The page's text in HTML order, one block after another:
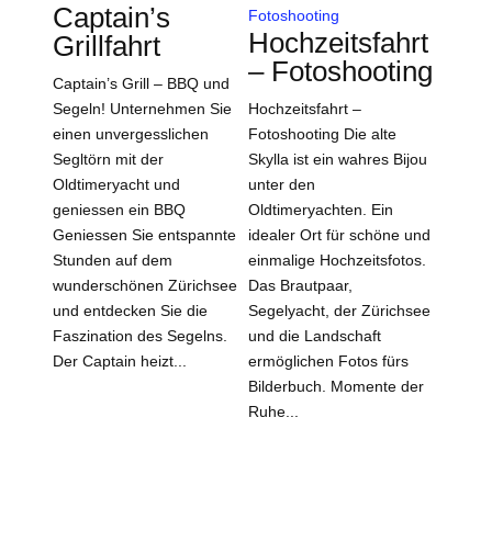
Captain’s
Grillfahrt
Captain’s Grill – BBQ und
Segeln! Unternehmen Sie
einen unvergesslichen
Segltörn mit der
Oldtimeryacht und
geniessen ein BBQ
Geniessen Sie entspannte
Stunden auf dem
wunderschönen Zürichsee
und entdecken Sie die
Faszination des Segelns.
Der Captain heizt...
Hochzeitsfahrt
– Fotoshooting
Hochzeitsfahrt –
Fotoshooting Die alte
Skylla ist ein wahres Bijou
unter den
Oldtimeryachten. Ein
idealer Ort für schöne und
einmalige Hochzeitsfotos.
Das Brautpaar,
Segelyacht, der Zürichsee
und die Landschaft
ermöglichen Fotos fürs
Bilderbuch. Momente der
Ruhe...